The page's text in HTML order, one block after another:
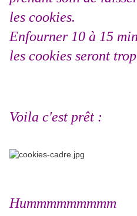
les cookies.
Enfourner 10 à 15
les cookies seront
Voila c'est prêt :
Hummmmmmmmm